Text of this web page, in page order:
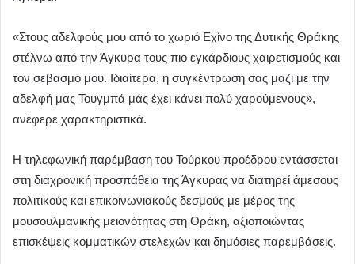
«Στους αδελφούς μου από το χωριό Εχίνο της Δυτικής Θράκης
στέλνω από την Άγκυρα τους πιο εγκάρδιους χαιρετισμούς και
τον σεβασμό μου. Ιδιαίτερα, η συγκέντρωσή σας μαζί με την
αδελφή μας Τουγμπά μάς έχει κάνει πολύ χαρούμενους»,
ανέφερε χαρακτηριστικά.
Η τηλεφωνική παρέμβαση του Τούρκου προέδρου εντάσσεται
στη διαχρονική προσπάθεια της Άγκυρας να διατηρεί άμεσους
πολιτικούς και επικοινωνιακούς δεσμούς με μέρος της
μουσουλμανικής μειονότητας στη Θράκη, αξιοποιώντας
επισκέψεις κομματικών στελεχών και δημόσιες παρεμβάσεις.